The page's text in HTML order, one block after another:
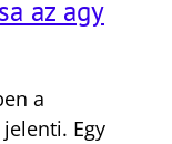
az agy
a
Egy